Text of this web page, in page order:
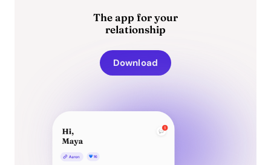
The app for your
relationship
Download